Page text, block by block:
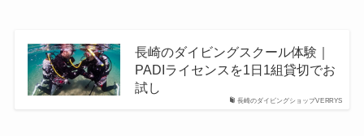
長崎のダイビングショップVERRYS
長崎のダイビングスクール体験｜
PADIライセンスを1日1組貸切でお
試し